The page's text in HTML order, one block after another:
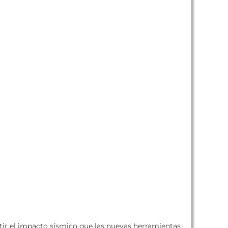
el impacto sísmico que las nuevas herramientas